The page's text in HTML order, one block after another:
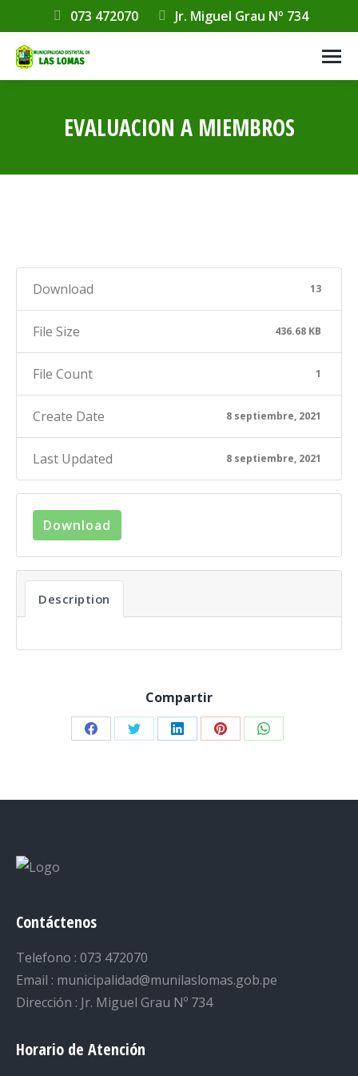
073 472070 Jr. Miguel Grau Nº 734
EVALUACION A MIEMBROS
Download 13
File Size 436.68 KB
File Count 1
Create Date 8 septiembre, 2021
Last Updated 8 septiembre, 2021
Download
Description
Compartir
Share Share Share Share Share
Contáctenos
Telefono : 073 472070
Email : municipalidad@munilaslomas.gob.pe
Dirección : Jr. Miguel Grau Nº 734
Horario de Atención